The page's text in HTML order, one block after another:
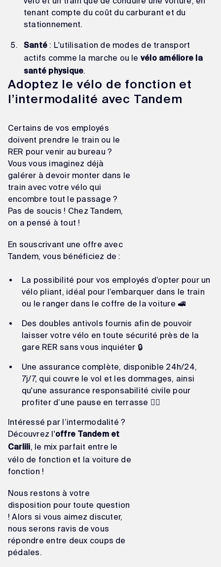
tenant compte du coût du carburant et du
stationnement.
Santé : L'utilisation de modes de transport
actifs comme la marche ou le vélo améliore la
santé physique
Adoptez le vélo de fonction et
l’intermodalité avec Tandem
Certains de vos employés
doivent prendre le train ou le
RER pour venir au bureau ?
Vous vous imaginez déjà
galérer à devoir monter dans le
train avec votre vélo qui
encombre tout le passage ?
Pas de soucis ! Chez Tandem,
on a pensé à tout !
En souscrivant une offre avec
Tandem, vous bénéficiez de :
La possibilité pour vos employés d’opter pour un
vélo pliant, idéal pour l’embarquer dans le train
ou le ranger dans le coffre de la voiture 🚅
Des doubles antivols fournis afin de pouvoir
laisser votre vélo en toute sécurité près de la
gare RER sans vous inquiéter 🔒
Une assurance complète, disponible 24h/24,
7j/7, qui couvre le vol et les dommages, ainsi
qu'une assurance responsabilité civile pour
profiter d’une pause en terrasse 🧘‍♀️
Intéressé par l’intermodalité ?
Découvrez l'offre Tandem et
Carlili
, le mix parfait entre le
vélo de fonction et la voiture de
fonction !
Nous restons à votre
disposition pour toute question
! Alors si vous aimez discuter,
nous serons ravis de vous
répondre entre deux coups de
pédales.